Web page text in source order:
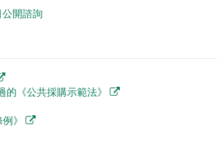
開諮詢
《公共採購示範法》
》